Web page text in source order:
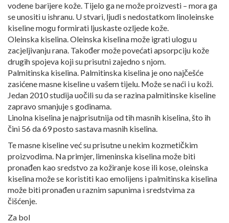
vodene barijere kože. Tijelo ga ne može proizvesti – mora ga
se unositi u ishranu. U stvari, ljudi s nedostatkom linoleinske
kiseline mogu formirati ljuskaste ozljede kože.
Oleinska kiselina. Oleinska kiselina može igrati ulogu u
zacjeljivanju rana. Također može povećati apsorpciju kože
drugih spojeva koji su prisutni zajedno s njom.
Palmitinska kiselina. Palmitinska kiselina je ono najčešće
zasićene masne kiseline u vašem tijelu. Može se naći i u koži.
Jedan 2010 studija uočili su da se razina palmitinske kiseline
zapravo smanjuje s godinama.
Linolna kiselina je najprisutnija od tih masnih kiselina, što ih
čini 56 da 69 posto sastava masnih kiselina.
Te masne kiseline već su prisutne u nekim kozmetičkim
proizvodima. Na primjer, limeninska kiselina može biti
pronađen kao sredstvo za kožiranje kose ili kose, oleinska
kiselina može se koristiti kao emolijens i palmitinska kiselina
može biti pronađen u raznim sapunima i sredstvima za
čišćenje.
Za bol